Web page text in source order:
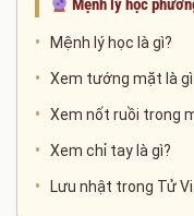
Mệnh lý học
Mệnh lý học là gì?
Xem tướng mặt là
Xem nốt ruồi trong
Xem chỉ tay là gì?
Lưu nhật trong Tử Vi